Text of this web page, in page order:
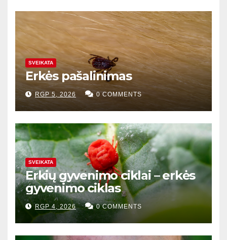
SVEIKATA
Erkės pašalinimas
RGP 5, 2026 0 COMMENTS
SVEIKATA
Erkių gyvenimo ciklai – erkės
gyvenimo ciklas
RGP 4, 2026 0 COMMENTS